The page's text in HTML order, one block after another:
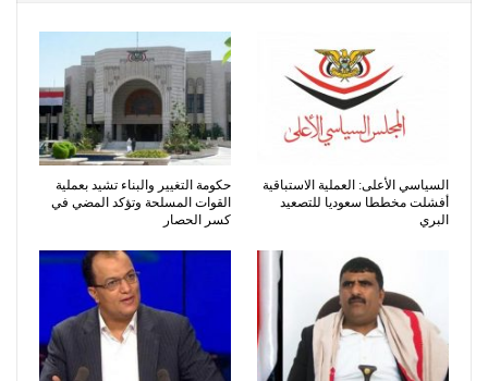
السياسي الأعلى: العملية الاستباقية
أفشلت مخططا سعوديا للتصعيد
البري
حكومة التغيير والبناء تشيد بعملية
القوات المسلحة وتؤكد المضي في
كسر الحصار